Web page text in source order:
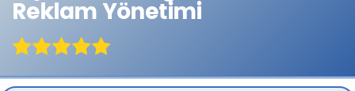
Reklam Yönetimi